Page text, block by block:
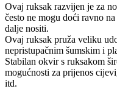
bila
je:
534,52 €.
je:
481,06 €.
Ovaj ruksak razvijen je za
često ne mogu doći ravno
dalje nositi.
Ovaj ruksak pruža veliku
nepristupačnim šumskim i
Stabilan okvir s ruksakom
mogućnosti za prijenos
itd.